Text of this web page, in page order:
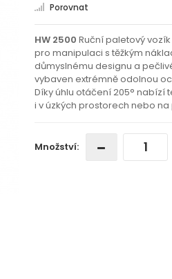
Porovnat
HW 2500 Ruční paletový
pro manipulaci s těžkým
důmyslnému designu a
vybaven extrémně odolnou
Díky úhlu otáčení 205°
i v úzkých prostorech nebo
Množství: